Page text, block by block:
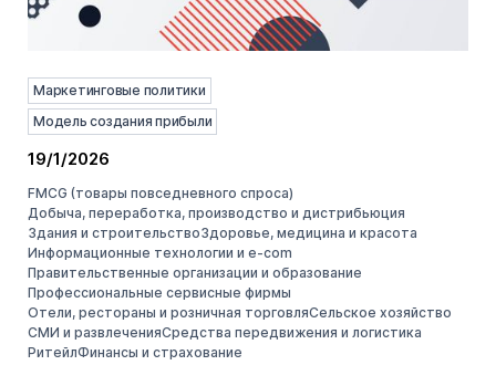
Маркетинговые политики
Модель создания прибыли
19/1/2026
FMCG (товары повседневного спроса)
Добыча, переработка, производство и дистрибьюция
Здания и строительствоЗдоровье, медицина и красота
Информационные технологии и e-com
Правительственные организации и образование
Профессиональные сервисные фирмы
Отели, рестораны и розничная торговляСельское хозяйство
СМИ и развлеченияСредства передвижения и логистика
РитейлФинансы и страхование